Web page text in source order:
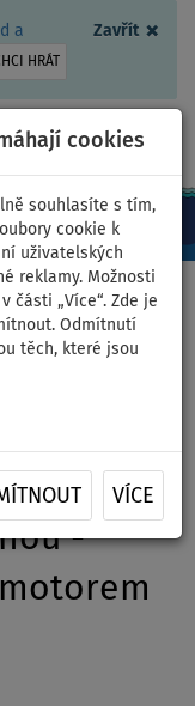
Zavřít ×
a
HRÁT
cookies
souhlasíte s tím,
cookie k
uživatelských
reklamy. Možnosti
části „Více“. Zde je
Odmítnutí
těch, které jsou
VÍCE
409 090 0ks
-
-